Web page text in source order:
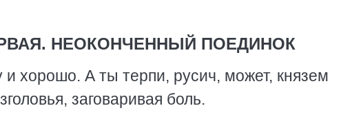
НЕОКОНЧЕННЫЙ ПОЕДИНОК
хорошо. А ты терпи, русич, может, князем
заговаривая боль.